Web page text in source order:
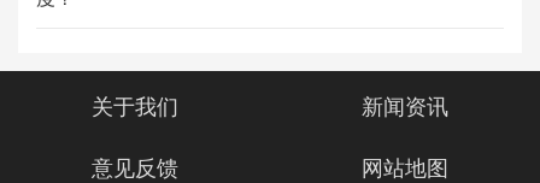
关于我们 新闻资讯
意见反馈 网站地图